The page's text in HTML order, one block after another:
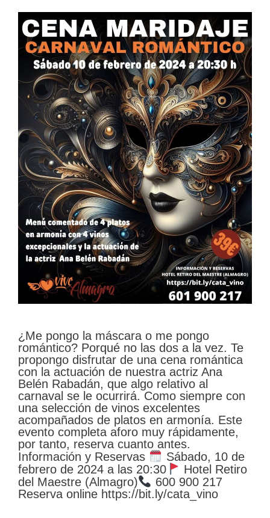
¿Me pongo la máscara o me pongo
romántico? Porqué no las dos a la vez. Te
propongo disfrutar de una cena romántica
con la actuación de nuestra actriz Ana
Belén Rabadán, que algo relativo al
carnaval se le ocurrirá. Como siempre con
una selección de vinos excelentes
acompañados de platos en armonía. Este
evento completa aforo muy rápidamente,
por tanto, reserva cuanto antes.
Información y Reservas
Sábado, 10 de
febrero de 2024 a las 20:30
Hotel Retiro
del Maestre (Almagro)
600 900 217
Reserva online https://bit.ly/cata_vino